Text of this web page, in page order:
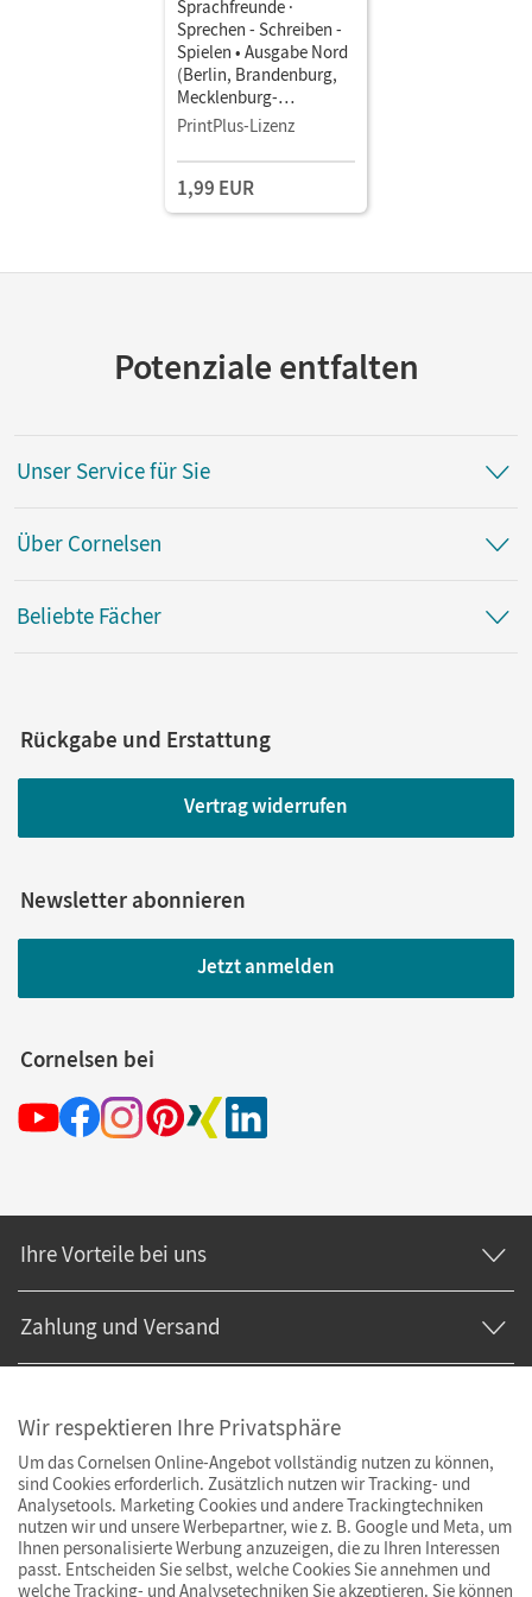
Sprachfreunde ·
Sprechen - Schreiben -
Spielen • Ausgabe Nord
(Berlin, Brandenburg,
Mecklenburg-
Vorpommern) -
4. Schuljahr •
Sprachbuch als E-Book
PrintPlus-Lizenz
1,99 EUR
Potenziale entfalten
Unser Service für Sie
Über Cornelsen
Beliebte Fächer
Rückgabe und Erstattung
Vertrag widerrufen
Newsletter abonnieren
Jetzt anmelden
Cornelsen bei
Ihre Vorteile bei uns
Zahlung und Versand
Wir respektieren Ihre Privatsphäre
Um das Cornelsen Online-Angebot vollständig nutzen zu können,
sind Cookies erforderlich. Zusätzlich nutzen wir Tracking- und
Analysetools. Marketing Cookies und andere Trackingtechniken
nutzen wir und unsere Werbepartner, wie z. B. Google und Meta, um
Ihnen personalisierte Werbung anzuzeigen, die zu Ihren Interessen
passt. Entscheiden Sie selbst, welche Cookies Sie annehmen und
welche Tracking- und Analysetechniken Sie akzeptieren. Sie können